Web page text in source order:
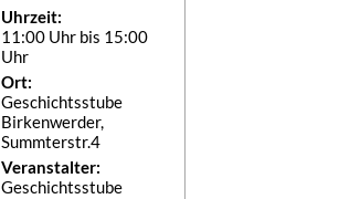
Uhrzeit:
11:00 Uhr bis 15:00
Uhr
Ort:
Geschichtsstube
Birkenwerder,
Summterstr.4
Veranstalter:
Geschichtsstube